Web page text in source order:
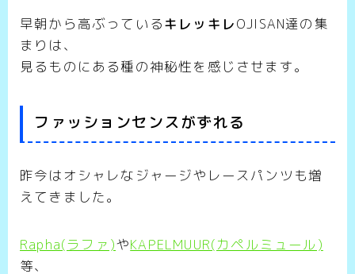
早朝から高ぶっているキレッキレOJISAN達の集
まりは、
見るものにある種の神秘性を感じさせます。
ファッションセンスがずれる
昨今はオシャレなジャージやレースパンツも増
えてきました。
Rapha(ラファ)やKAPELMUUR(カペルミュール)
等、